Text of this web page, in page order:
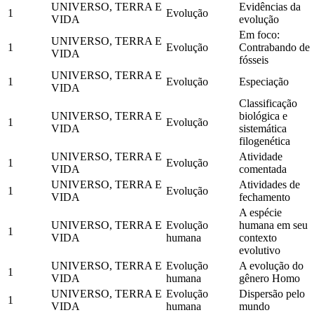
1
UNIVERSO, TERRA E
VIDA
Evolução
Evidências da
evolução
1
UNIVERSO, TERRA E
VIDA
Evolução
Em foco:
Contrabando de
fósseis
1
UNIVERSO, TERRA E
VIDA
Evolução Especiação
1
UNIVERSO, TERRA E
VIDA
Evolução
Classificação
biológica e
sistemática
filogenética
1
UNIVERSO, TERRA E
VIDA
Evolução
Atividade
comentada
1
UNIVERSO, TERRA E
VIDA
Evolução
Atividades de
fechamento
1
UNIVERSO, TERRA E
VIDA
Evolução
humana
A espécie
humana em seu
contexto
evolutivo
1
UNIVERSO, TERRA E
VIDA
Evolução
humana
A evolução do
gênero Homo
1
UNIVERSO, TERRA E
VIDA
Evolução
humana
Dispersão pelo
mundo